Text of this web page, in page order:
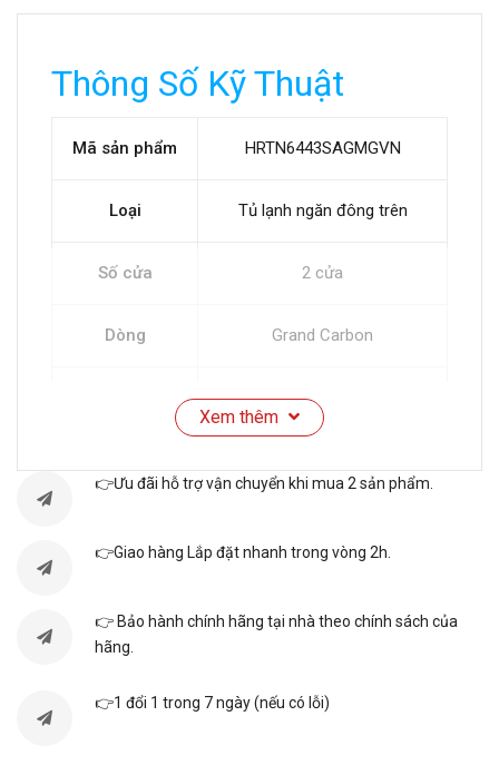
Thông Số Kỹ Thuật
Mã sản phẩm HRTN6443SAGMGVN
Loại Tủ lạnh ngăn đông trên
Số cửa 2 cửa
Dòng Grand Carbon
Làm Lạnh Vòng Cung Dual
Sense
Ngăn trữ đa năng Selectable
Ngăn Kháng Khuẩn Triple
Xem thêm
👉Ưu đãi hỗ trợ vận chuyển khi mua 2 sản phẩm.
👉Giao hàng Lắp đặt nhanh trong vòng 2h.
👉 Bảo hành chính hãng tại nhà theo chính sách của
hãng.
👉1 đổi 1 trong 7 ngày (nếu có lỗi)